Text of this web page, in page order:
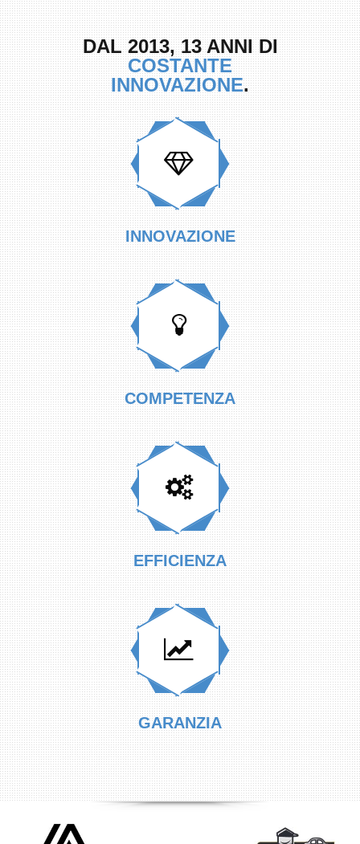
DAL 2013, 13 ANNI DI
COSTANTE
INNOVAZIONE.
INNOVAZIONE
COMPETENZA
EFFICIENZA
GARANZIA